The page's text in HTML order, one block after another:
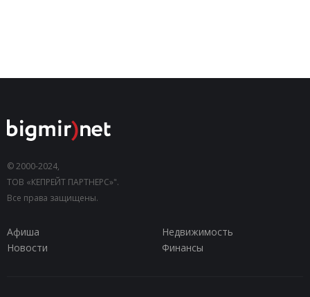
© 2000-2024,
ТОВ «КЕПРЕЙТ ПАРТНЕРС»".
Все права защищены.
Афиша
Недвижимость
Новости
Финансы